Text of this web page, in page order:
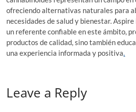
ofreciendo alternativas naturales para
necesidades de salud y bienestar.
un referente confiable en este ámbito,
productos de calidad, sino también
una experiencia informada y positiva.
Leave a Reply